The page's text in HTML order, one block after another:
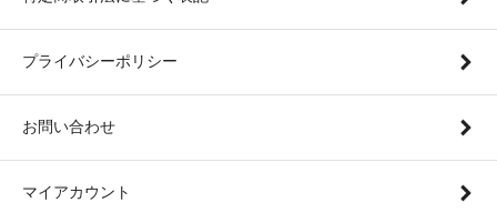
プライバシーポリシー
お問い合わせ
マイアカウント